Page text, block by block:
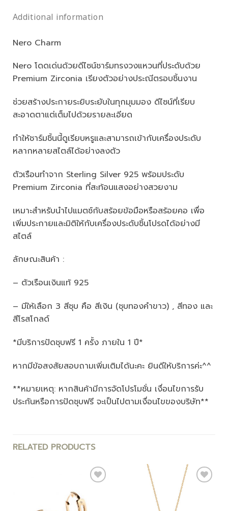
Additional information
Nero Charm
Nero โดดเด่นด้วยดีไซน์ชาร์มทรงวงแหวนที่ประดับด้วย
Premium Zirconia เรียงตัวอย่างประณีตรอบชิ้นงาน
ช่วยสร้างประกายระยิบระยับในทุกมุมมอง ดีไซน์ที่เรียบ
สะอาดตาแต่เต็มไปด้วยรายละเอียด
ทำให้ชาร์มชิ้นนี้ดูเรียบหรูและสามารถเข้ากับเครื่องประดับ
หลากหลายสไตล์ได้อย่างลงตัว
ตัวเรือนทำจาก Sterling Silver 925 พร้อมประดับ
Premium Zirconia ที่สะท้อนแสงอย่างสวยงาม
เหมาะสำหรับนำไปแมตช์กับสร้อยข้อมือหรือสร้อยคอ เพื่อ
เพิ่มประกายและมิติให้กับเครื่องประดับชิ้นโปรดได้อย่างมี
สไตล์
ลักษณะสินค้า :
– ตัวเรือนเงินแท้ 925
– มีให้เลือก 3 สีชุบ คือ สีเงิน (ชุบทองคำขาว) , สีทอง และ
สีโรสโกลด์
*มีบริการปัดชุบฟรี 1 ครั้ง ภายใน 1 ปี*
หากมีข้อสงสัยสอบถามเพิ่มเติมได้นะคะ ยินดีให้บริการค่ะ^^
**หมายเหตุ: หากสินค้ามีการจัดโปรโมชั่น เงื่อนไขการรับ
ประกันหรือการปัดชุบฟรี จะเป็นไปตามเงื่อนไขของบริษัท**
RELATED PRODUCTS
Add to